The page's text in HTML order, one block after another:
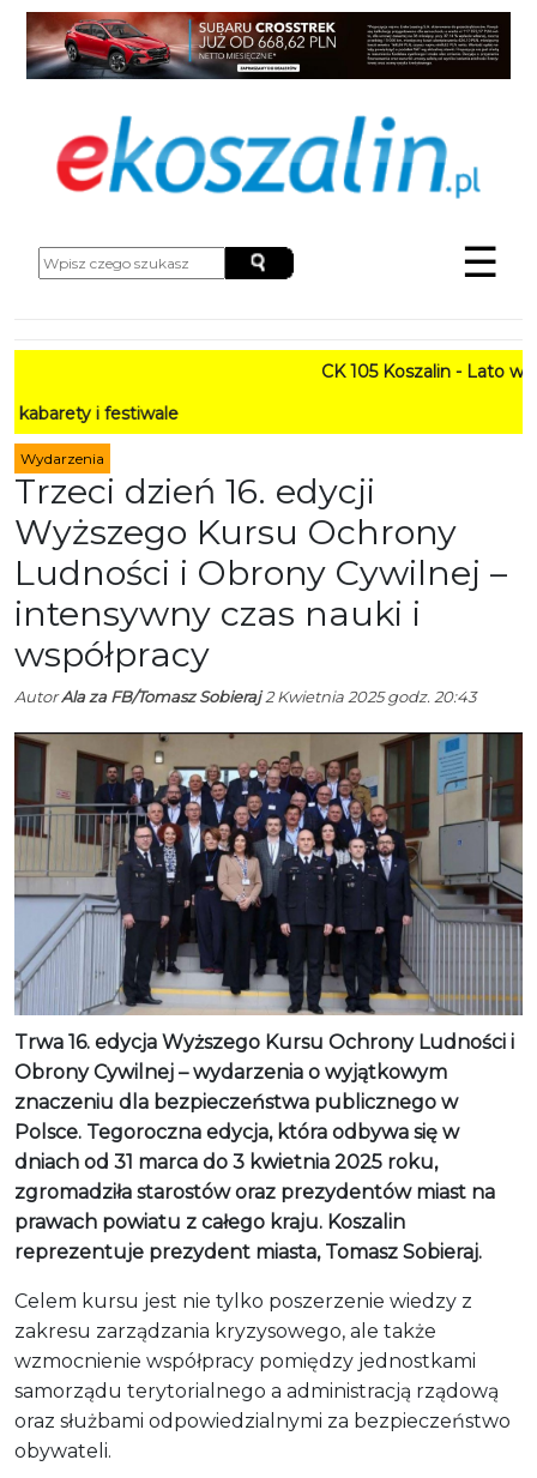
☰
CK 105 Koszalin - Lato w Mieście
Wydarzenia
Trzeci dzień 16. edycji
Wyższego Kursu Ochrony
Ludności i Obrony Cywilnej –
intensywny czas nauki i
współpracy
AutorAla za FB/Tomasz Sobieraj2 Kwietnia 2025 godz. 20:43
Trwa 16. edycja Wyższego Kursu Ochrony Ludności i
Obrony Cywilnej – wydarzenia o wyjątkowym
znaczeniu dla bezpieczeństwa publicznego w
Polsce. Tegoroczna edycja, która odbywa się w
dniach od 31 marca do 3 kwietnia 2025 roku,
zgromadziła starostów oraz prezydentów miast na
prawach powiatu z całego kraju. Koszalin
reprezentuje prezydent miasta, Tomasz Sobieraj.
Celem kursu jest nie tylko poszerzenie wiedzy z
zakresu zarządzania kryzysowego, ale także
wzmocnienie współpracy pomiędzy jednostkami
samorządu terytorialnego a administracją rządową
oraz służbami odpowiedzialnymi za bezpieczeństwo
obywateli.